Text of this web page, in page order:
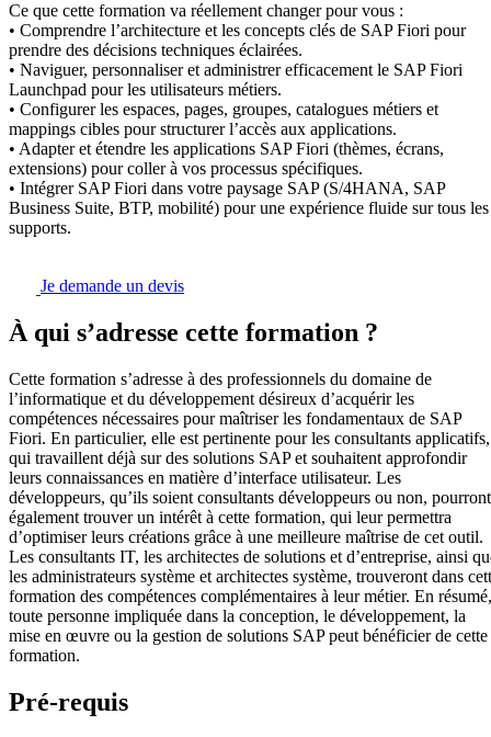
Ce que cette formation va réellement changer pour vous :
• Comprendre l’architecture et les concepts clés de SAP Fiori pour
prendre des décisions techniques éclairées.
• Naviguer, personnaliser et administrer efficacement le SAP Fiori
Launchpad pour les utilisateurs métiers.
• Configurer les espaces, pages, groupes, catalogues métiers et
mappings cibles pour structurer l’accès aux applications.
• Adapter et étendre les applications SAP Fiori (thèmes, écrans,
extensions) pour coller à vos processus spécifiques.
• Intégrer SAP Fiori dans votre paysage SAP (S/4HANA, SAP
Business Suite, BTP, mobilité) pour une expérience fluide sur tous les
supports.
Je demande un devis
À qui s’adresse cette formation ?
Cette formation s’adresse à des professionnels du domaine de
l’informatique et du développement désireux d’acquérir les
compétences nécessaires pour maîtriser les fondamentaux de SAP
Fiori. En particulier, elle est pertinente pour les consultants applicatifs,
qui travaillent déjà sur des solutions SAP et souhaitent approfondir
leurs connaissances en matière d’interface utilisateur. Les
développeurs, qu’ils soient consultants développeurs ou non, pourront
également trouver un intérêt à cette formation, qui leur permettra
d’optimiser leurs créations grâce à une meilleure maîtrise de cet outil.
Les consultants IT, les architectes de solutions et d’entreprise, ainsi
les administrateurs système et architectes système, trouveront dans
formation des compétences complémentaires à leur métier. En résumé,
toute personne impliquée dans la conception, le développement, la
mise en œuvre ou la gestion de solutions SAP peut bénéficier de cette
formation.
Pré-requis